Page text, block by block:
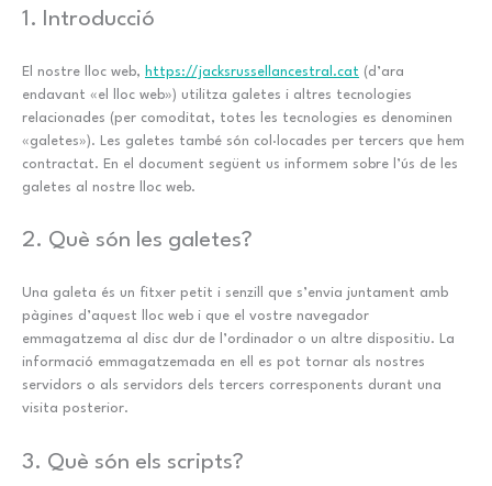
1. Introducció
El nostre lloc web, https://jacksrussellancestral.cat (d’ara
endavant «el lloc web») utilitza galetes i altres tecnologies
relacionades (per comoditat, totes les tecnologies es denominen
«galetes»). Les galetes també són col·locades per tercers que hem
contractat. En el document següent us informem sobre l’ús de les
galetes al nostre lloc web.
2. Què són les galetes?
Una galeta és un fitxer petit i senzill que s’envia juntament amb
pàgines d’aquest lloc web i que el vostre navegador
emmagatzema al disc dur de l’ordinador o un altre dispositiu. La
informació emmagatzemada en ell es pot tornar als nostres
servidors o als servidors dels tercers corresponents durant una
visita posterior.
3. Què són els scripts?